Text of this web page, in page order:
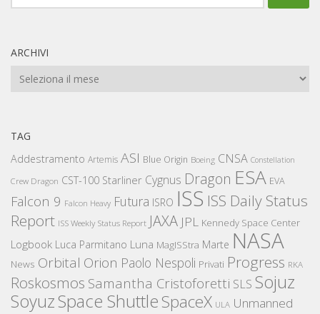
per:
ARCHIVI
Archivi
TAG
Addestramento Artemis ASI Blue Origin Boeing CNSA Constellation
Crew Dragon CST-100 Starliner Cygnus Dragon ESA EVA
Falcon 9 Falcon Heavy Futura ISRO ISS ISS Daily Status
Report ISS Weekly Status Report JAXA JPL Kennedy Space Center
Logbook Luca Parmitano Luna MagISStra Marte NASA
News Orbital Orion Paolo Nespoli Privati Progress RKA
Roskosmos Samantha Cristoforetti SLS Sojuz
SoyuzSpace ShuttleSpaceX ULA Unmanned